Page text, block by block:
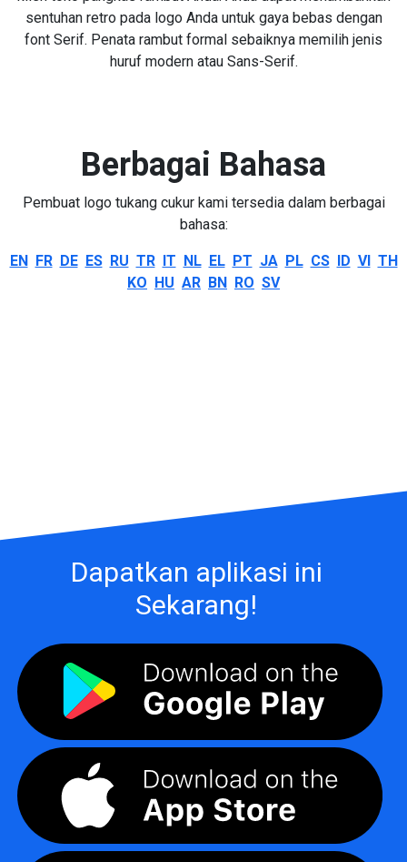
sentuhan retro pada logo Anda untuk gaya bebas dengan
font Serif. Penata rambut formal sebaiknya memilih jenis
huruf modern atau Sans-Serif.
Berbagai Bahasa
Pembuat logo tukang cukur kami tersedia dalam berbagai
bahasa:
EN FR DE ES RU TR IT NL EL PT JA PL CS ID VI TH
KO HU AR BN RO SV
Dapatkan aplikasi ini
Sekarang!